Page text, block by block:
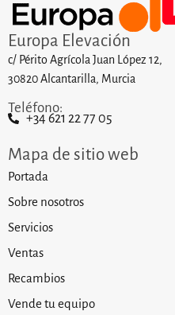
Europa Elevación
c/ Périto Agrícola Juan López 12,
30820 Alcantarilla, Murcia
Teléfono:
+34 621 22 77 05
Mapa de sitio web
Portada
Sobre nosotros
Servicios
Ventas
Recambios
Vende tu equipo